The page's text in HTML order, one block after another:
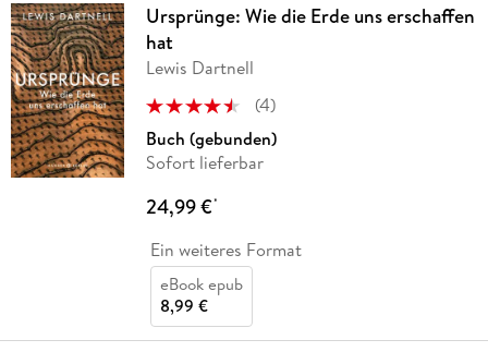
Ursprünge: Wie die Erde uns erschaffen
hat
Lewis Dartnell
(4)
Buch (gebunden)
Sofort lieferbar
24,99 €*
Ein weiteres Format
eBook epub
8,99 €